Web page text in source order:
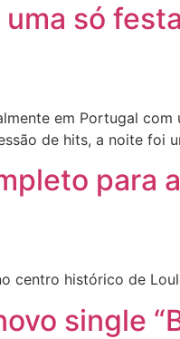
só
em Portugal
de hits, a noite foi
para
centro histórico de
single